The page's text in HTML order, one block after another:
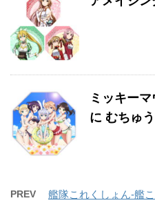
ミッキー
に むちゅう
PREV 艦隊これくしょん-艦